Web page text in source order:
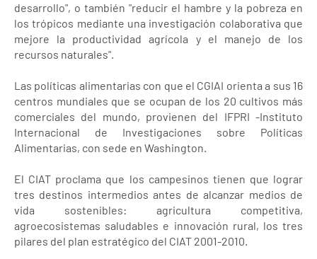
desarrollo", o también "reducir el hambre y la pobreza en
los trópicos mediante una investigación colaborativa que
mejore la productividad agrícola y el manejo de los
recursos naturales".
Las políticas alimentarias con que el CGIAI orienta a sus 16
centros mundiales que se ocupan de los 20 cultivos más
comerciales del mundo, provienen del IFPRI -Instituto
Internacional de Investigaciones sobre Políticas
Alimentarias, con sede en Washington.
El CIAT proclama que los campesinos tienen que lograr
tres destinos intermedios antes de alcanzar medios de
vida sostenibles: agricultura competitiva,
agroecosistemas saludables e innovación rural, los tres
pilares del plan estratégico del CIAT 2001-2010.